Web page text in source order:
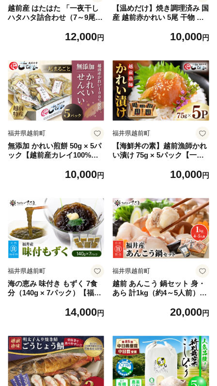
越前産 はたはた 「一夜干し
ハタハタ詰合わせ（7～9尾入
12,000円
【温めだけ】焼き調理済み 国
産 越前赤かれい 5尾 干物 焼
け 総菜 焼魚 さかな 魚 【越
10,000円
福井県越前町
無添加 かれい煎餅 50g × 5パ
ック【越前産カレイ100%使
10,000円
福井県越前町
【海鮮丼の素】越前漁師かれ
い漬け 75g × 5パック【一品
10,000円
福井県越前町
海の恵み 味付き もずく 7食
分（140g × 7パック）【福井
14,000円
福井県越前町
越前 あんこう 鍋セット 身・
あら 計1kg（約4～5人前）鍋
海鮮 魚介 冷凍 小分け 簡単調
20,000円